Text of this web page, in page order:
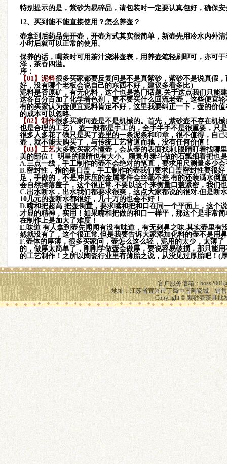
曼生系列之匏瓜
容天-铁观音小品
特别提示的是，紫砂为易碎品，请包装时一定要认真包好，确保
12、买到能不能直接使用？怎么养壶？
壶拿到后药品先开壶，开壶方式其实很简单，新壶先用冷水内外
小时后就可以正常的使用。
保养的话，喝茶时可用茶汁浇淋壶表，用养壶笔轻刷即可，亦可
泽，茶香四溢。
序：
【01】 泥料很多买家都要反复问是不是真紫砂，紫砂不是说真假
好，没有哪个老板会说自己的东西不好，建议多看多比）
泥料是否原矿，有无化料，这个也是热门话题.关于这点我们只能
这各百分百加了化学着色剂，更不要买什么回流老壶，这些便宜
有的买家认为壶便宜泥料肯定不好，这里我要纠正一下，壶的价
的成本可以忽略.
【02】 制作很多买家问壶是不是机械的。首先，紫砂壶不存在机
也是合理的工艺） 壶一般都是手工的，全手半手不是很重要，只
很多人多花了钱只是买了壶里的一条泥条和印章，很不值得，自
壶，就不能去购买了，与传统工艺背道而驰，没有任何价值！
【03】 工艺大多数买家不懂壶，会从壶的表面找刺.眼睛盯着找哪
美的部位！ 明星的眼睛也有大小。顾景舟泰斗做的石瓢细看把也
A.三点一线，手工制作的壶不会绝对的笔直，要求用尺测量多少
B.密封性，指的是口盖，手工制作的壶我们要求口盖密封性要很
足，手做的，不是冲床压的金属零件会丝毫不差.有的还装满水倒
会自然掉落盖子，这个很正常.不要以这个来衡量口盖紧密，我们
C.出水断水，出水我们都要求很爽，这点大家都说的很对.但是断
10几元的壶断水都很好，几十万的也会不好！
D.嘴和把超高 把壶倒置，要求嘴和把和口在同一个平面上，这个
才显的精神，实用！如果嘴和把做的和口一样平，那这个是非常
在制作上是加大了难度！
E.味道 有人拿到壶先闻闻有没有味道，有无刺鼻之味.其实壶里
然就没有了，这个很正常.但是我要告诉大家添加化料的壶不是用
F.壶体的厚薄，很多买家问，壶怎么这么轻，泥用的太少，太薄
的，做厚太简单了，刚刚学做壶会做厚，要说容易破损，那只能
的工艺制作！之所以陶瓷行业里有薄胎之说，从没见过厚胎吧！(
客户服务信箱：
地址：江苏省宜兴市丁蜀中国陶瓷城 销
Copyright ©紫砂壶茶具批